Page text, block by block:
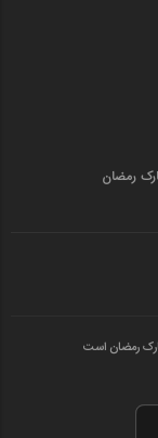
رمضان
رمضان است